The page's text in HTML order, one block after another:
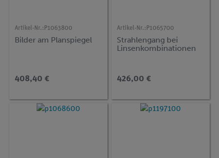
Artikel-Nr.: P1063800
Bilder am Planspiegel
408,40 €
Artikel-Nr.: P1065700
Strahlengang bei
Linsenkombinationen
426,00 €